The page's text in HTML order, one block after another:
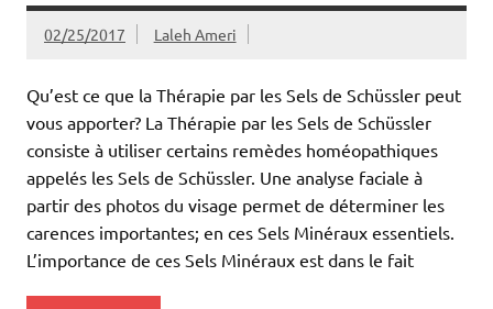
02/25/2017 Laleh Ameri
Qu’est ce que la Thérapie par les Sels de Schüssler peut
vous apporter? La Thérapie par les Sels de Schüssler
consiste à utiliser certains remèdes homéopathiques
appelés les Sels de Schüssler. Une analyse faciale à
partir des photos du visage permet de déterminer les
carences importantes; en ces Sels Minéraux essentiels.
L’importance de ces Sels Minéraux est dans le fait